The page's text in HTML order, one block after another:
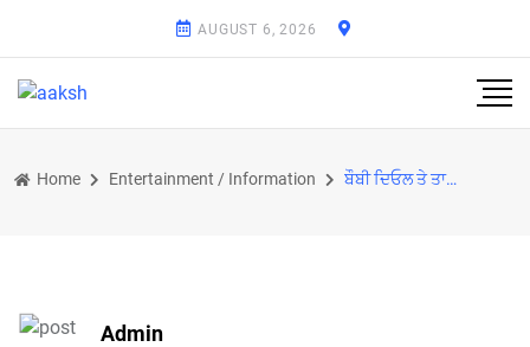
AUGUST 6, 2026
Home Entertainment / Information ਬੌਬੀ ਦਿਓਲ ਤੇ ਤਾਨੀਆ ਨੇ ਵਿਆਹ ਦੀ 28ਵੀਂ ਵਰ੍ਹੇਗੰਢ ਮਨਾਈ
Admin